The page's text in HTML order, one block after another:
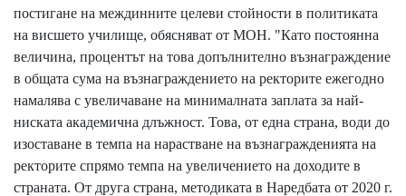
постигане на междинните целеви стойности в политиката
на висшето училище, обясняват от МОН. "Като постоянна
величина, процентът на това допълнително възнаграждение
в общата сума на възнаграждението на ректорите ежегодно
намалява с увеличаване на минималната заплата за най-
ниската академична длъжност. Това, от една страна, води до
изоставане в темпа на нарастване на възнагражденията на
ректорите спрямо темпа на увеличението на доходите в
страната. От друга страна, методиката в Наредбата от 2020 г.